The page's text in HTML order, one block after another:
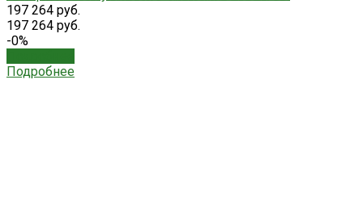
197 264 руб.
197 264 руб.
-0%
Подробнее